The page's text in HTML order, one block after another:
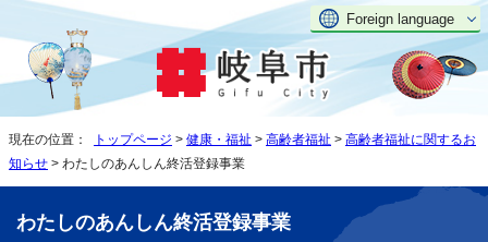
Foreign language
現在の位置： トップページ > 健康・福祉 > 高齢者福祉 > 高齢者福祉に関するお
知らせ > わたしのあんしん終活登録事業
わたしのあんしん終活登録事業